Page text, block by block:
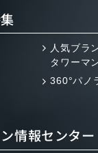
人気ブラ
タワーマ
360°パノ
情報センター